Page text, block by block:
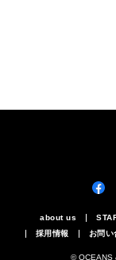
about us
採用情報
お問い
© OCEANS